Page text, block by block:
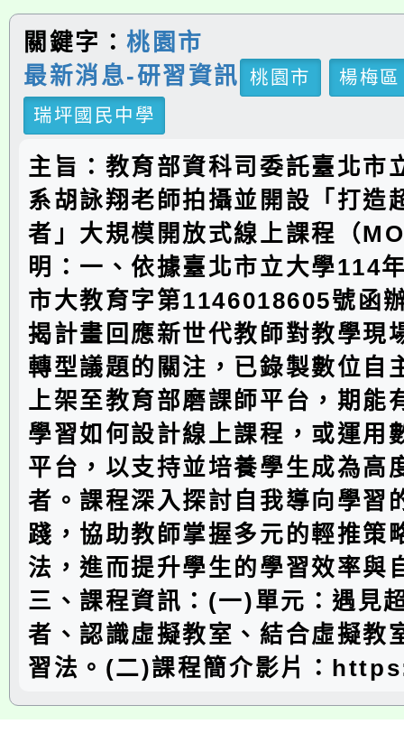
關鍵字：桃園市
最新消息-研習資訊
桃園市
楊梅區
瑞坪國民中學
主旨：教育部資科司委託臺北市
系胡詠翔老師拍攝並開設「打造
者」大規模開放式線上課程（
明：一、依據臺北市立大學114
市大教育字第1146018605號函
揭計畫回應新世代教師對教學現
轉型議題的關注，已錄製數位自
上架至教育部磨課師平台，期能
學習如何設計線上課程，或運用
平台，以支持並培養學生成為高
者。課程深入探討自我導向學習
踐，協助教師掌握多元的輕推策
法，進而提升學生的學習效率與
三、課程資訊：(一)單元：遇見
者、認識虛擬教室、結合虛擬教
習法。(二)課程簡介影片：